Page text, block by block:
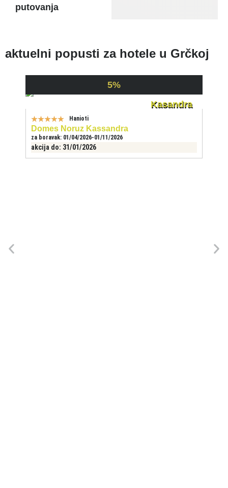
putovanja
aktuelni popusti za hotele u Grčkoj
5%
Kasandra
★★★★★ Hanioti
Domes Noruz Kassandra
za boravak: 01/04/2026-01/11/2026
akcija do: 31/01/2026